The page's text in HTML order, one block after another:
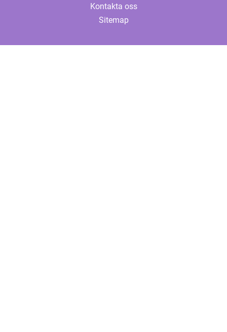
Kontakta oss
Sitemap